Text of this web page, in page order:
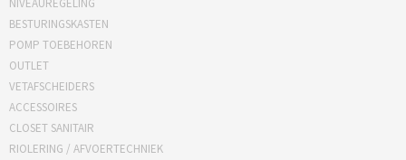
NIVEAUREGELING
BESTURINGSKASTEN
POMP TOEBEHOREN
OUTLET
VETAFSCHEIDERS
ACCESSOIRES
CLOSET SANITAIR
RIOLERING / AFVOERTECHNIEK